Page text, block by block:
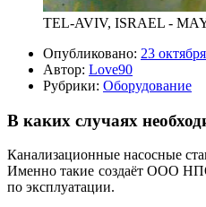
TEL-AVIV, ISRAEL - MAY
Опубликовано: 23
Автор: Love90
Рубрики: Оборудование
В каких случаях
Канализационные насосные
Именно такие создаёт ООО
по эксплуатации.